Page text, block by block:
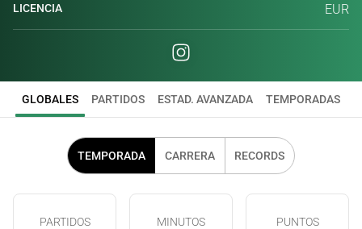
LICENCIA EUR
GLOBALES PARTIDOS ESTAD. AVANZADA TEMPORADAS
TEMPORADA CARRERA RECORDS
PARTIDOS MINUTOS PUNTOS